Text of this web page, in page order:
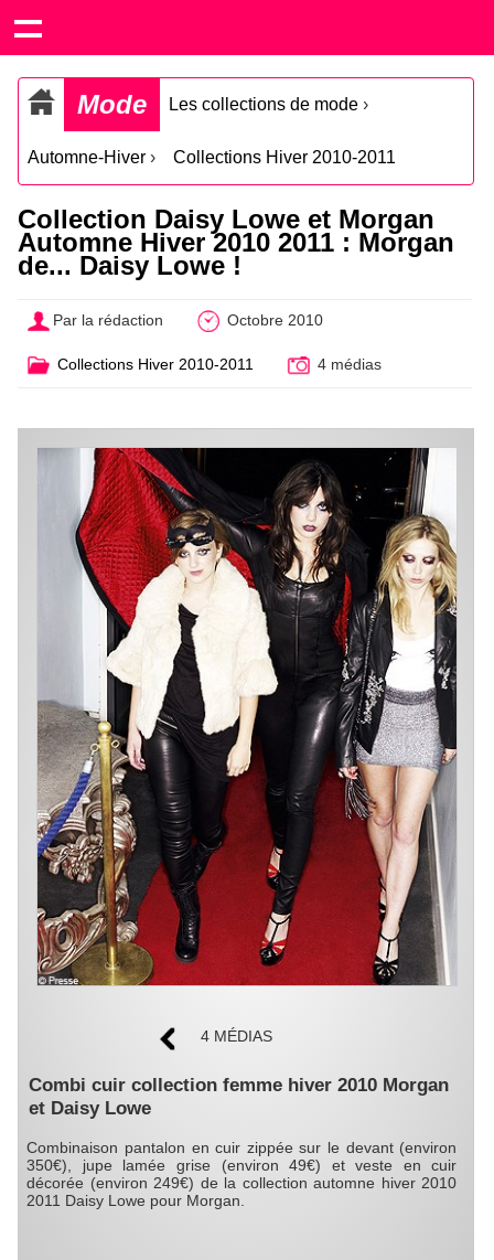
Mode Les collections de mode ›
Automne-Hiver › Collections Hiver 2010-2011
Collection Daisy Lowe et Morgan
Automne Hiver 2010 2011 : Morgan
de... Daisy Lowe !
Par la rédaction Octobre 2010
Collections Hiver 2010-2011 4 médias
4 MÉDIAS
Combi cuir collection femme hiver 2010 Morgan
et Daisy Lowe
Combinaison pantalon en cuir zippée sur le devant (environ
350€), jupe lamée grise (environ 49€) et veste en cuir
décorée (environ 249€) de la collection automne hiver 2010
2011 Daisy Lowe pour Morgan.